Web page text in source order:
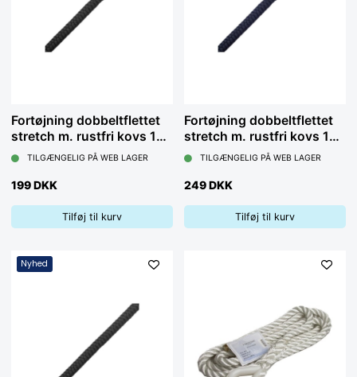
Fortøjning dobbeltflettet
stretch m. rustfri kovs 14
mm x 4 m, sort
TILGÆNGELIG PÅ WEB LAGER
199 DKK
Tilføj til kurv
Fortøjning dobbeltflettet
stretch m. rustfri kovs 16
mm x 4 m, navy
TILGÆNGELIG PÅ WEB LAGER
249 DKK
Tilføj til kurv
Nyhed